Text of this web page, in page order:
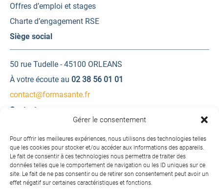
Gérer le consentement
Pour offrir les meilleures expériences, nous utilisons des technologies telles
que les cookies pour stocker et/ou accéder aux informations des appareils.
Le fait de consentir à ces technologies nous permettra de traiter des
données telles que le comportement de navigation ou les ID uniques sur ce
site. Le fait de ne pas consentir ou de retirer son consentement peut avoir un
effet négatif sur certaines caractéristiques et fonctions.
Offres d’emploi et stages
Charte d’engagement RSE
Siège social
50 rue Tudelle - 45100 ORLEANS
À votre écoute au 02 38 56 01 01
contact@formasante.fr
Contactez-nous
Une question ? Une demande d’information ?
Contactez-nous